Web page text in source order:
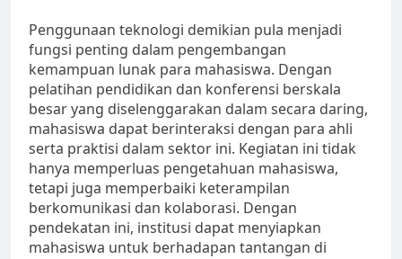
Penggunaan teknologi demikian pula menjadi
fungsi penting dalam pengembangan
kemampuan lunak para mahasiswa. Dengan
pelatihan pendidikan dan konferensi berskala
besar yang diselenggarakan dalam secara daring,
mahasiswa dapat berinteraksi dengan para ahli
serta praktisi dalam sektor ini. Kegiatan ini tidak
hanya memperluas pengetahuan mahasiswa,
tetapi juga memperbaiki keterampilan
berkomunikasi dan kolaborasi. Dengan
pendekatan ini, institusi dapat menyiapkan
mahasiswa untuk berhadapan tantangan di